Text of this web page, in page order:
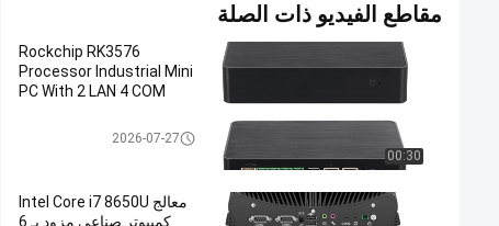
مقاطع الفيديو ذات الصلة
00:30
Rockchip RK3576
Processor Industrial Mini
PC With 2 LAN 4 COM
الكمبيوتر الصناعي2026-07-27
معالج Intel Core i7 8650U
كمبيوتر صناعي مزود بـ 6